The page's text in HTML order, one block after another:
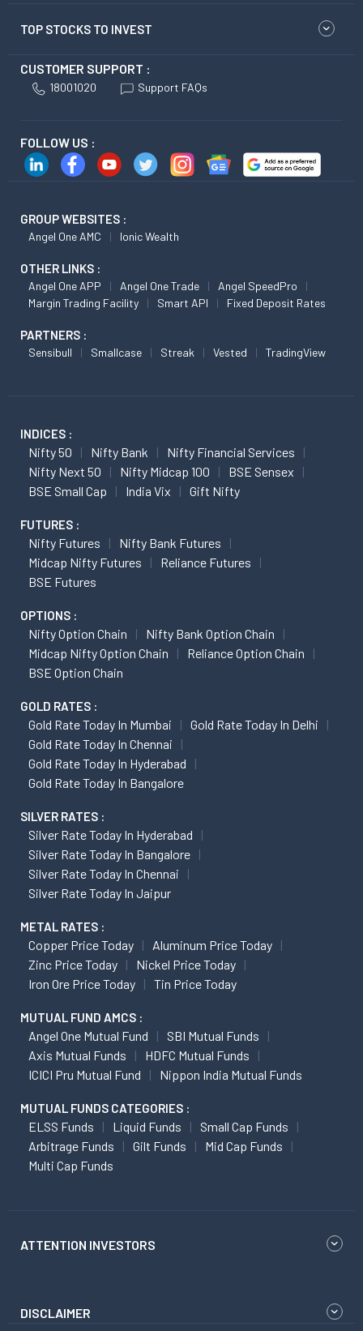
TOP STOCKS TO INVEST
CUSTOMER SUPPORT :
18001020 Support FAQs
FOLLOW US :
GROUP WEBSITES :
Angel One AMC Ionic Wealth
OTHER LINKS :
Angel One APP Angel One Trade
Angel SpeedPro
Margin Trading Facility
Smart API Fixed Deposit Rates
PARTNERS :
Sensibull Smallcase Streak Vested TradingView
INDICES :
Nifty 50 Nifty Bank
Nifty Financial Services
Nifty Next 50
Nifty Midcap 100
BSE Sensex
BSE Small Cap
India Vix Gift Nifty
FUTURES :
Nifty Futures
Nifty Bank Futures
Midcap Nifty Futures
Reliance Futures
BSE Futures
OPTIONS :
Nifty Option Chain
Nifty Bank Option Chain
Midcap Nifty Option Chain
Reliance Option Chain
BSE Option Chain
GOLD RATES :
Gold Rate Today In Mumbai
Gold Rate Today In Delhi
Gold Rate Today In Chennai
Gold Rate Today In Hyderabad
Gold Rate Today In Bangalore
SILVER RATES :
Silver Rate Today In Hyderabad
Silver Rate Today In Bangalore
Silver Rate Today In Chennai
Silver Rate Today In Jaipur
METAL RATES :
Copper Price Today
Aluminum Price Today
Zinc Price Today
Nickel Price Today
Iron Ore Price Today
Tin Price Today
MUTUAL FUND AMCS :
Angel One Mutual Fund
SBI Mutual Funds
Axis Mutual Funds
HDFC Mutual Funds
ICICI Pru Mutual Fund
Nippon India Mutual Funds
MUTUAL FUNDS CATEGORIES :
ELSS Funds Liquid Funds
Small Cap Funds
Arbitrage Funds
Gilt Funds
Mid Cap Funds
Multi Cap Funds
ATTENTION INVESTORS
DISCLAIMER